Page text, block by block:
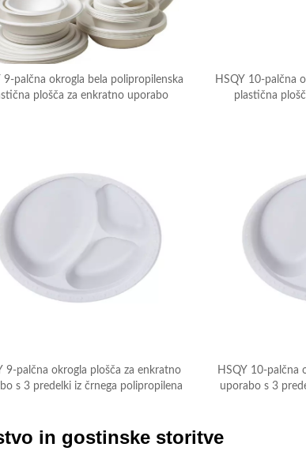
9-palčna okrogla bela polipropilenska
plošča za enkratno uporabo
HSQY 10-palčna
plastična
9-palčna okrogla plošča za enkratno
s 3 predelki iz črnega polipropilena
HSQY 10-palčna
uporabo s 3
in gostinske storitve